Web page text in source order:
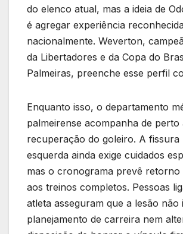
do elenco atual, mas a ideia de
é agregar experiência
nacionalmente. Weverton,
da Libertadores e da Copa do
Palmeiras, preenche esse perfil
Enquanto isso, o departamento
palmeirense acompanha de perto
recuperação do goleiro. A fissura
esquerda ainda exige cuidados
mas o cronograma prevê retorno
aos treinos completos. Pessoas
atleta asseguram que a lesão
planejamento de carreira nem